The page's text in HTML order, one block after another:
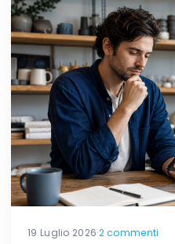
19 Luglio 2026·2 commenti